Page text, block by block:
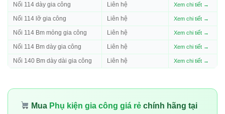
Nối 114 dày gia công Liên hệ Xem chi tiết →
Nối 114 lỡ gia công Liên hệ Xem chi tiết →
Nối 114 Bm mỏng gia công Liên hệ Xem chi tiết →
Nối 114 Bm dày gia công Liên hệ Xem chi tiết →
Nối 140 Bm dày dài gia công Liên hệ Xem chi tiết →
Mua Phụ kiện gia công giá rẻ chính hãng tại